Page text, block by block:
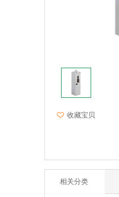
收藏宝贝
相关分类